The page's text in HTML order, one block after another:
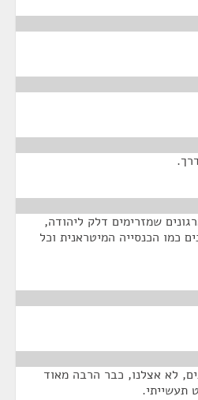
שמזרימים דלק ליהודה,
כמו הכנסייה המיטראנית וכל
לא אצלנו, כבר הרבה מאוד
תעשייתי.